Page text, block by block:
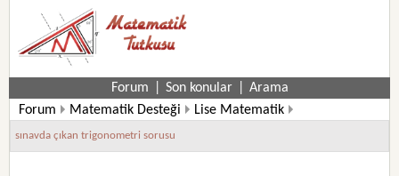
Forum Son konular
Arama
Forum
Matematik Desteği
Lise Matematik
10. Sınıf Matematik Soruları
sınavda çıkan trigonometri sorusu